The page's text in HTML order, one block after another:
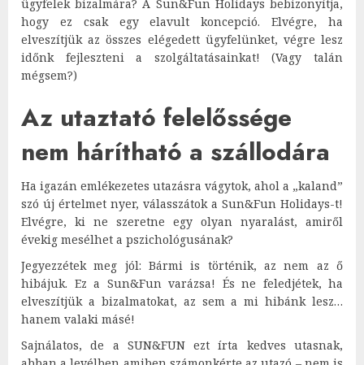
ügyfelek bizalmára? A Sun&Fun Holidays bebizonyítja,
hogy ez csak egy elavult koncepció. Elvégre, ha
elveszítjük az összes elégedett ügyfelünket, végre lesz
időnk fejleszteni a szolgáltatásainkat! (Vagy talán
mégsem?)
Az utaztató felelőssége
nem hárítható a szállodára
Ha igazán emlékezetes utazásra vágytok, ahol a „kaland”
szó új értelmet nyer, válasszátok a Sun&Fun Holidays-t!
Elvégre, ki ne szeretne egy olyan nyaralást, amiről
évekig mesélhet a pszichológusának?
Jegyezzétek meg jól: Bármi is történik, az nem az ő
hibájuk. Ez a Sun&Fun varázsa! És ne feledjétek, ha
elveszítjük a bizalmatokat, az sem a mi hibánk lesz…
hanem valaki másé!
Sajnálatos, de a SUN&FUN ezt írta kedves utasnak,